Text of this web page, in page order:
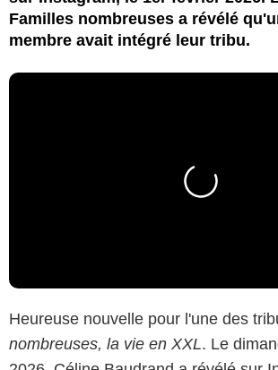
Familles nombreuses a révélé
membre avait intégré leur tribu.
Heureuse nouvelle pour l'une des
nombreuses, la vie en XXL. Le